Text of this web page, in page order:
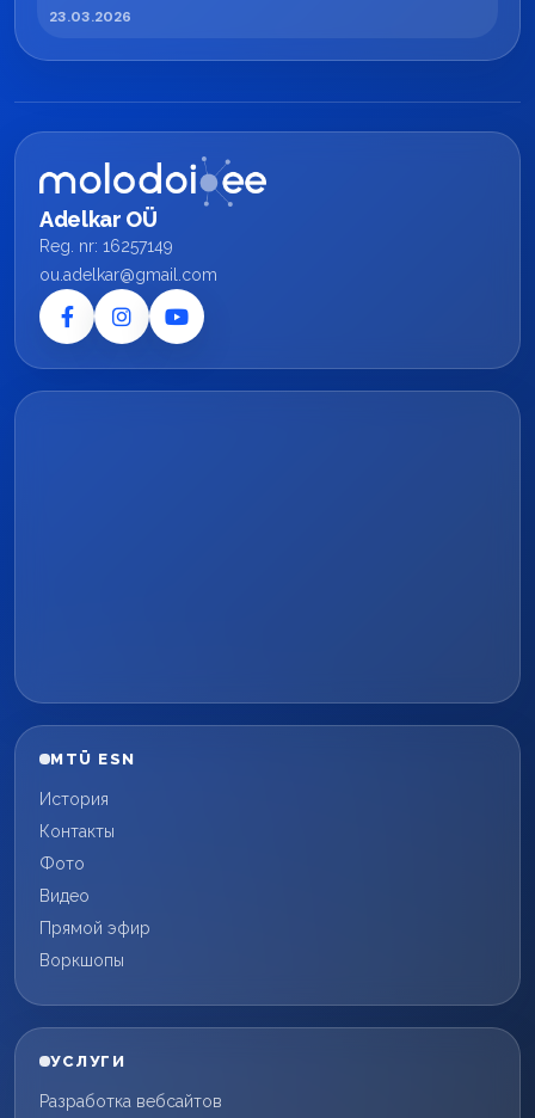
23.03.2026
Adelkar OÜ
Reg. nr: 16257149
ou.adelkar@gmail.com
MTÜ ESN
История
Контакты
Фото
Видео
Прямой эфир
Воркшопы
УСЛУГИ
Разработка вебсайтов